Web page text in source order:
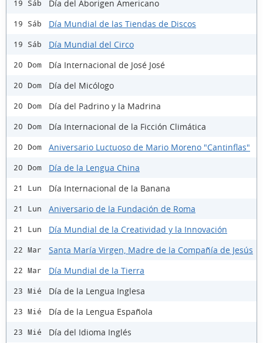
19 Sáb Día del Aborigen Americano
19 Sáb Día Mundial de las Tiendas de Discos
19 Sáb Día Mundial del Circo
20 Dom Día Internacional de José José
20 Dom Día del Micólogo
20 Dom Día del Padrino y la Madrina
20 Dom Día Internacional de la Ficción Climática
20 Dom Aniversario Luctuoso de Mario Moreno "Cantinflas"
20 Dom Día de la Lengua China
21 Lun Día Internacional de la Banana
21 Lun Aniversario de la Fundación de Roma
21 Lun Día Mundial de la Creatividad y la Innovación
22 Mar Santa María Virgen, Madre de la Compañía de Jesús
22 Mar Día Mundial de la Tierra
23 Mié Día de la Lengua Inglesa
23 Mié Día de la Lengua Española
23 Mié Día del Idioma Inglés